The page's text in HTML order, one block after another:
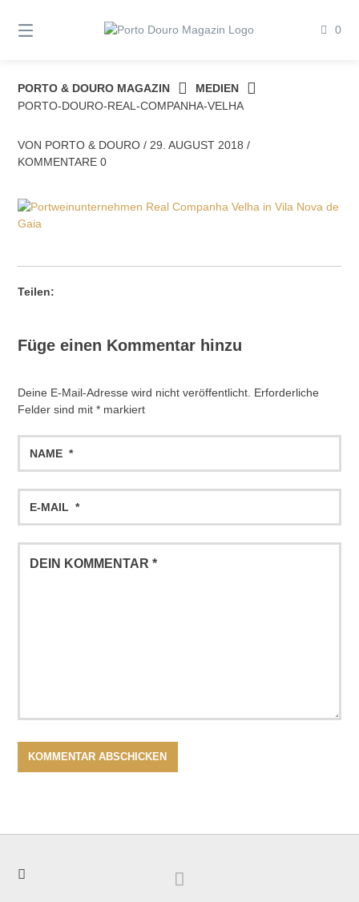
zum
Inhalt
0
PORTO & DOURO MAGAZIN
MEDIEN
PORTO-DOURO-REAL-COMPANHA-VELHA
VON PORTO & DOURO / 29. AUGUST 2018 /
KOMMENTARE 0
Teilen:
Füge einen Kommentar hinzu
Deine E-Mail-Adresse wird nicht veröffentlicht. Erforderliche
Felder sind mit* markiert